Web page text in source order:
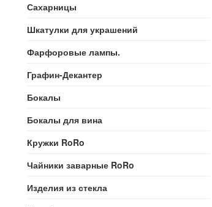
Сахарницы
Шкатулки для украшений
Фарфоровые лампы.
Графин-Декантер
Бокалы
Бокалы для вина
Кружки RoRo
Чайники заварные RoRo
Изделия из стекла